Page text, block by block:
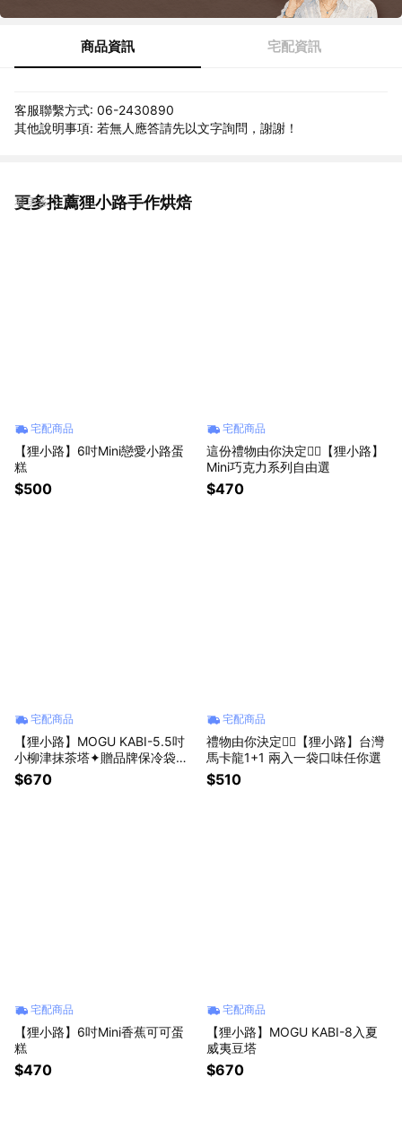
商品資訊 宅配資訊
客服聯繫方式: 06-2430890
其他說明事項: 若無人應答請先以文字詢問，謝謝！
更多推薦狸小路手作烘焙
看更多
宅配商品
【狸小路】6吋Mini戀愛小路蛋
糕
$500
宅配商品
這份禮物由你決定✌🏻【狸小路】
Mini巧克力系列自由選
$470
宅配商品
【狸小路】MOGU KABI-5.5吋
小柳津抹茶塔✦贈品牌保冷袋✔️
指定區間出貨、父親節早鳥優惠
$670
宅配商品
禮物由你決定✌🏻【狸小路】台灣
馬卡龍1+1 兩入一袋口味任你選
$510
宅配商品
【狸小路】6吋Mini香蕉可可蛋
糕
$470
宅配商品
【狸小路】MOGU KABI-8入夏
威夷豆塔
$670